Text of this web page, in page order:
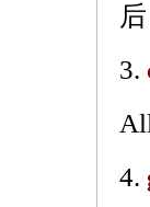
3.
4.